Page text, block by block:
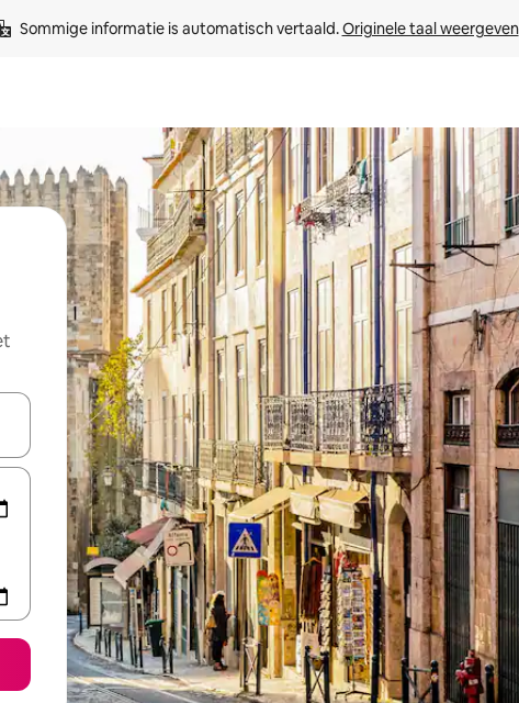
Sommige informatie is automatisch vertaald. Originele taal weergeven
keuze met je de pijltjestoetsen omhoog en omlaag, óf door te tikken